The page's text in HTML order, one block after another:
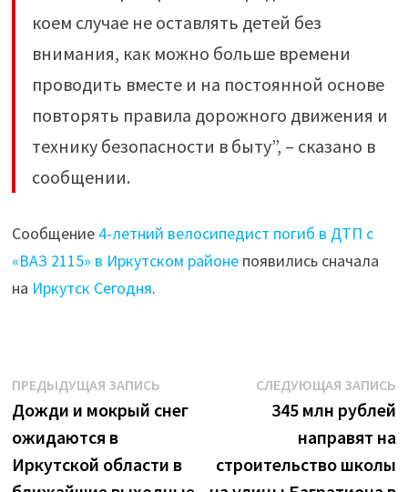
коем случае не оставлять детей без
внимания, как можно больше времени
проводить вместе и на постоянной основе
повторять правила дорожного движения и
технику безопасности в быту”, – сказано в
сообщении.
Сообщение 4-летний велосипедист погиб в ДТП с
«ВАЗ 2115» в Иркутском районепоявились сначала
на Иркутск Сегодня.
Навигация
по
записям
ПРЕДЫДУЩАЯ ЗАПИСЬПредыдущая
запись:
Дожди и мокрый снег
ожидаются в
Иркутской области в
СЛЕДУЮЩАЯ ЗАПИСЬ
345 млн рублей
направят на
строительство школы